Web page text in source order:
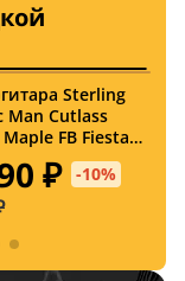
Sterling
Man Cutlass
Maple FB Fiesta
₽ -10%